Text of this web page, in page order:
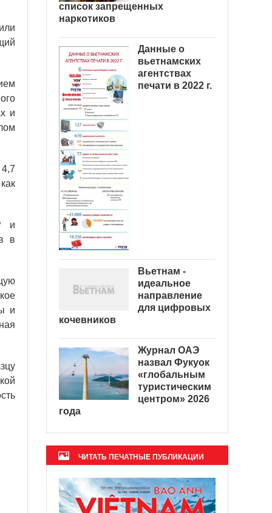
и
и
в
и
список запрещенных
наркотиков
Данные о
вьетнамских
агентствах
печати в 2022 г.
Вьетнам -
идеальное
направление
для цифровых
кочевников
Журнал ОАЭ
назвал Фукуок
«глобальным
туристическим
центром» 2026
года
ЧИТАТЬ ПЕЧАТНЫЕ ПУБЛИКАЦИИ